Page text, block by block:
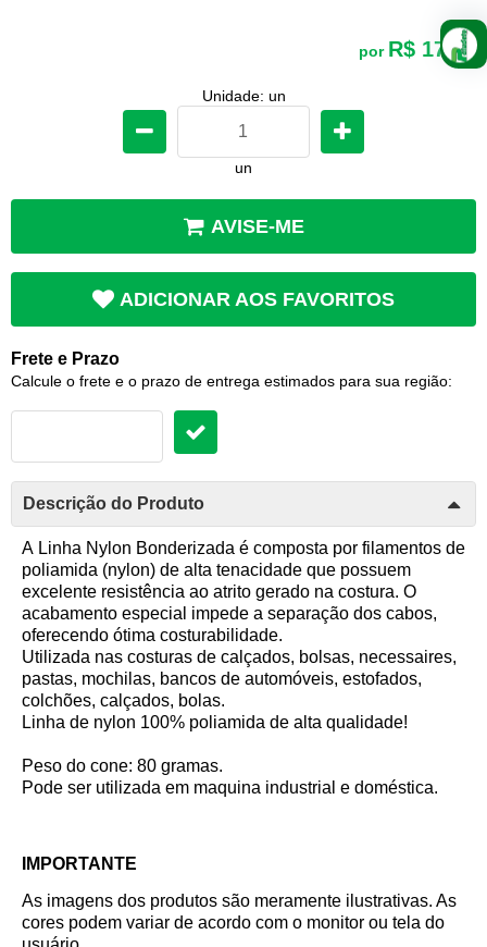
por R$ 17,40
Unidade: un
un
AVISE-ME
ADICIONAR AOS FAVORITOS
Frete e Prazo
Calcule o frete e o prazo de entrega estimados para sua região:
Descrição do Produto
A Linha Nylon Bonderizada é composta por filamentos de
poliamida (nylon) de alta tenacidade que possuem
excelente resistência ao atrito gerado na costura. O
acabamento especial impede a separação dos cabos,
oferecendo ótima costurabilidade.
Utilizada nas costuras de calçados, bolsas, necessaires,
pastas, mochilas, bancos de automóveis, estofados,
colchões, calçados, bolas.
Linha de nylon 100% poliamida de alta qualidade!
Peso do cone: 80 gramas.
Pode ser utilizada em maquina industrial e doméstica.
IMPORTANTE
As imagens dos produtos são meramente ilustrativas. As
cores podem variar de acordo com o monitor ou tela do